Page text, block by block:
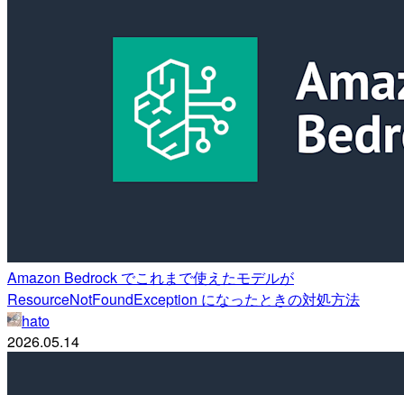
Amazon Bedrock でこれまで使えたモデルが
ResourceNotFoundException になったときの対処方法
hato
2026.05.14